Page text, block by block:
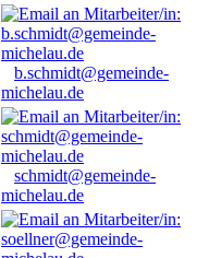
b.schmidt@gemeinde-
michelau.de
schmidt@gemeinde-
michelau.de